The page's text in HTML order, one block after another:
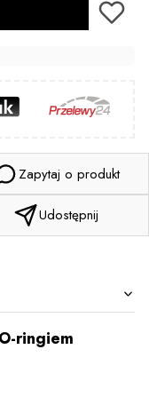
Zapytaj o produkt
Udostępnij
ringiem